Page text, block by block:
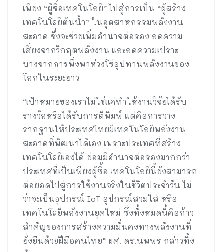
เพียง “ผู้ซื้อเทคโนโลยี” ไปสู่การเป็น “ผู้สร้าง
เทคโนโลยีต้นน้ำ” ในอุตสาหกรรมพลังงาน
สะอาด ซึ่งจะช่วยเพิ่มอำนาจต่อรอง ลดความ
เสี่ยงจากวิกฤตพลังงาน และลดความเปราะ
บางจากการพึ่งพาห่วงโซ่อุปทานพลังงานของ
โลกในระยะยาว
“เป้าหมายของเราไม่ใช่แค่ทำให้งานวิจัยได้รับ
รางวัลหรือได้รับการตีพิมพ์ แต่คือการวาง
รากฐานให้ประเทศไทยมีเทคโนโลยีพลังงาน
สะอาดที่พัฒนาได้เอง เพราะประเทศที่สร้าง
เทคโนโลยีเองได้ ย่อมมีอำนาจต่อรองมากกว่า
ประเทศที่เป็นเพียงผู้ซื้อ เทคโนโลยีนี้ยังสามารถ
ต่อยอดไปสู่การใช้งานจริงในชีวิตประจำวัน ไม่
ว่าจะเป็นอุปกรณ์ IoT อุปกรณ์สวมใส่ หรือ
เทคโนโลยีพลังงานยุคใหม่ ซึ่งทั้งหมดนี้คือก้าว
สำคัญของการสร้างความมั่นคงทางพลังงานที่
ยั่งยืนด้วยฝีมือคนไทย” ผศ. ดร.นพพร กล่าวทิ้ง